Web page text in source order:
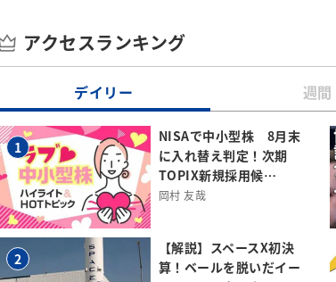
アクセスランキング
デイリー 週間
1
NISAで中小型株 8月末
に入れ替え判定！次期
TOPIX新規採用候…
岡村 友哉
2
【解説】スペースX初決
算！ベールを脱いだイー